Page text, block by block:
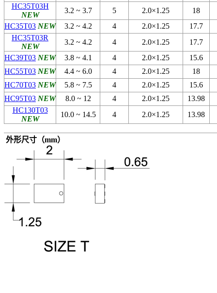
HC35T03H
NEW
3.2 ~ 3.7 5 2.0×1.25
18
HC35T03 NEW 3.2 ~ 4.2 4 2.0×1.25
17.7
HC35T03R
NEW
3.2 ~ 4.2 4 2.0×1.25
17.7
HC39T03 NEW 3.8 ~ 4.1 4 2.0×1.25
15.6
HC55T03 NEW 4.4 ~ 6.0 4 2.0×1.25
18
HC70T03 NEW 5.8 ~ 7.5 4 2.0×1.25
15.6
HC95T03 NEW 8.0 ~ 12 4 2.0×1.25
13.98
HC130T03
NEW
10.0 ~ 14.5 4 2.0×1.25 13.98
外形尺寸（mm）